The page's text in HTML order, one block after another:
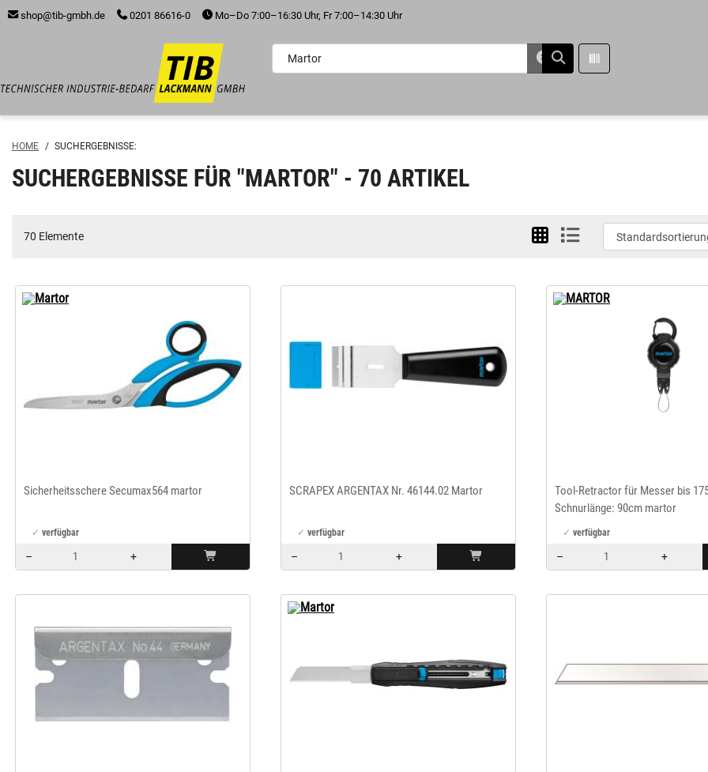
shop@tib-gmbh.de 0201 86616-0 Mo–Do 7:00–16:30 Uhr, Fr 7:00–14:30 Uhr
HOME / SUCHERGEBNISSE:
SUCHERGEBNISSE FÜR "MARTOR" - 70 ARTIKEL
70 Elemente
Sicherheitsschere Secumax564 martor
verfügbar
–
+
SCRAPEX ARGENTAX Nr. 46144.02 Martor
verfügbar
–
+
Tool-Retractor für Messer bis
Schnurlänge: 90cm martor
verfügbar
–
+